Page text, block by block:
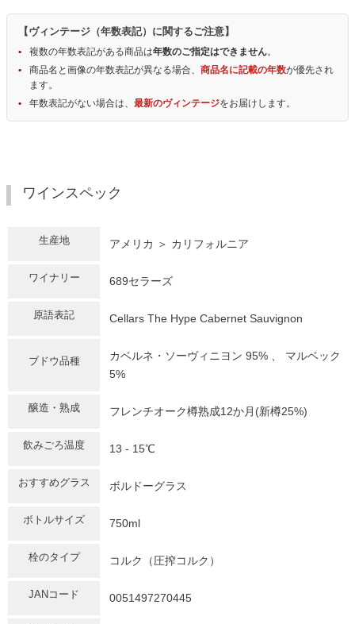
【ヴィンテージ（年数表記）に関するご注意】
複数の年数表記がある商品は年数のご指定はできません。
商品名と画像の年数表記が異なる場合、 商品名に記載の年数が優先され
ます。
年数表記がない場合は、 最新のヴィンテージをお届けします。
ワインスペック
生産地 アメリカ ＞ カリフォルニア
ワイナリー 689セラーズ
原語表記 Cellars The Hype Cabernet Sauvignon
ブドウ品種
カベルネ・ソーヴィニヨン 95% 、 マルベック
5%
醸造・熟成 フレンチオーク樽熟成12か月(新樽25%)
飲みごろ温度 13 - 15℃
おすすめグラス ボルドーグラス
ボトルサイズ 750ml
栓のタイプ コルク（圧搾コルク）
JANコード 0051497270445